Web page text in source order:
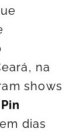
na
shows
Pin
em dias